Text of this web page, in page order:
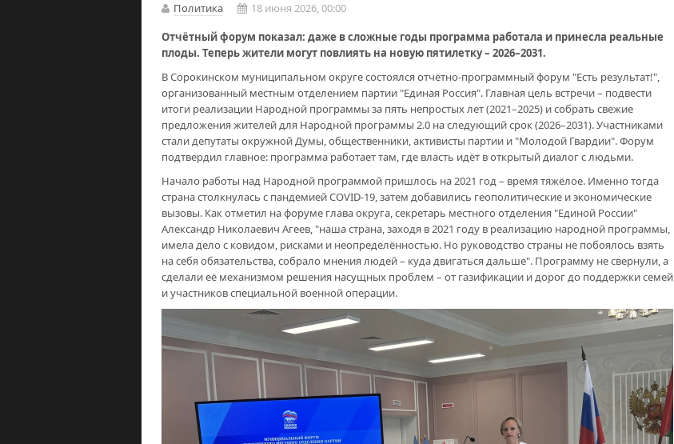
Политика
18 июня 2026, 00:00
Отчётный форум показал: даже в сложные годы программа работала и принесла реальные
плоды. Теперь жители могут повлиять на новую пятилетку – 2026–2031.
В Сорокинском муниципальном округе состоялся отчётно-программный форум "Есть результат!",
организованный местным отделением партии "Единая Россия". Главная цель встречи – подвести
итоги реализации Народной программы за пять непростых лет (2021–2025) и собрать свежие
предложения жителей для Народной программы 2.0 на следующий срок (2026–2031). Участниками
стали депутаты окружной Думы, общественники, активисты партии и "Молодой Гвардии". Форум
подтвердил главное: программа работает там, где власть идёт в открытый диалог с людьми.
Начало работы над Народной программой пришлось на 2021 год – время тяжёлое. Именно тогда
страна столкнулась с пандемией COVID-19, затем добавились геополитические и экономические
вызовы. Как отметил на форуме глава округа, секретарь местного отделения "Единой России"
Александр Николаевич Агеев, "наша страна, заходя в 2021 году в реализацию народной программы,
имела дело с ковидом, рисками и неопределённостью. Но руководство страны не побоялось взять
на себя обязательства, собрало мнения людей – куда двигаться дальше". Программу не свернули, а
сделали её механизмом решения насущных проблем – от газификации и дорог до поддержки семей
и участников специальной военной операции.